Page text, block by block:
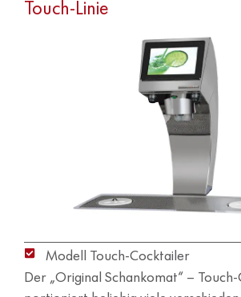
Touch-Linie
Modell Touch-Cocktailer
Der „Original Schankomat“ –
portioniert beliebig viele